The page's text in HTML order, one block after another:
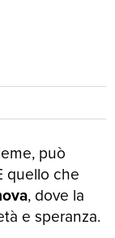
può
quello che
, dove la
e speranza.